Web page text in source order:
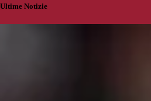
Ultime Notizie